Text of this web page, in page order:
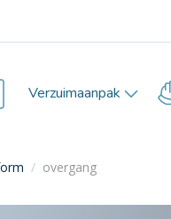
Verzuimaanpak
/ overgang